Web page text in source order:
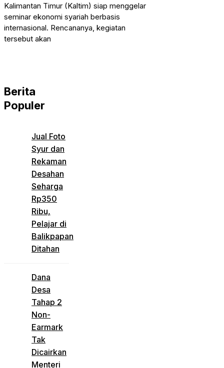
Kalimantan Timur (Kaltim) siap menggelar
seminar ekonomi syariah berbasis
internasional. Rencananya, kegiatan
tersebut akan
Berita
Populer
Jual Foto
Syur dan
Rekaman
Desahan
Seharga
Rp350
Ribu,
Pelajar di
Balikpapan
Ditahan
Dana
Desa
Tahap 2
Non-
Earmark
Tak
Dicairkan
Menteri